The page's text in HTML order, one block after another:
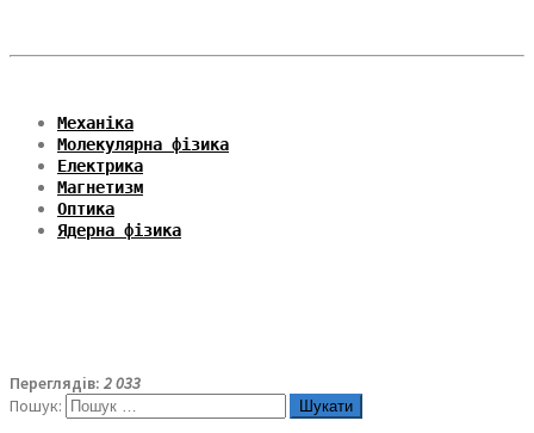
Механіка
Молекулярна фізика
Електрика
Магнетизм
Оптика
Ядерна фізика
Переглядів: 2 033
Пошук: